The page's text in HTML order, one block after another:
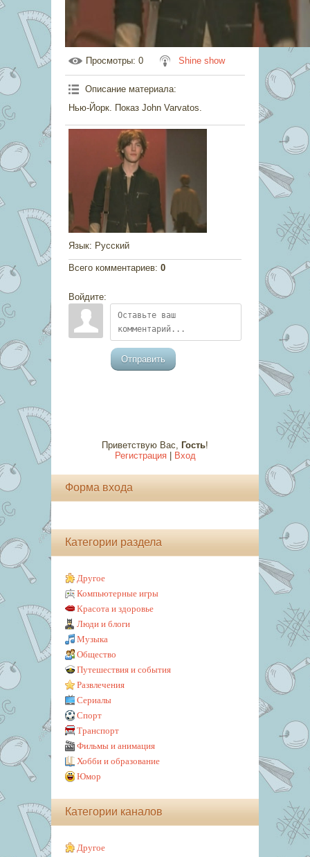
Просмотры: 0 Shine show
Описание материала:
Нью-Йорк. Показ John Varvatos.
Язык: Русский
Всего комментариев: 0
Войдите:
Отправить
Приветствую Вас, Гость!
Регистрация| Вход
Форма входа
Категории раздела
Другое
Компьютерные игры
Красота и здоровье
Люди и блоги
Музыка
Общество
Путешествия и события
Развлечения
Сериалы
Спорт
Транспорт
Фильмы и анимация
Хобби и образование
Юмор
Категории каналов
Другое